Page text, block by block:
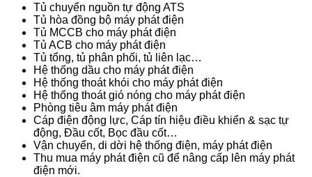
Tủ chuyển nguồn tự động ATS
Tủ hòa đồng bộ máy phát điện
Tủ MCCB cho máy phát điện
Tủ ACB cho máy phát điện
Tủ tổng, tủ phân phối, tủ liên lạc…
Hệ thống dầu cho máy phát điện
Hệ thống thoát khói cho máy phát điện
Hệ thống thoát gió nóng cho máy phát điện
Phòng tiêu âm máy phát điện
Cáp điện động lực, Cáp tín hiệu điều khiển & sạc tự
động, Đầu cốt, Bọc đầu cốt…
Vận chuyển, di dời hệ thống điện, máy phát điện
Thu mua máy phát điện cũ để nâng cấp lên máy phát
điện mới.